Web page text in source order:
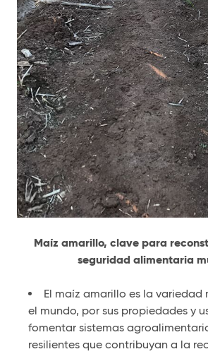
Maíz amarillo, clave para
seguridad alimentaria
El maíz amarillo es la variedad
el mundo, por sus propiedades y
fomentar sistemas
resilientes que contribuyan a la